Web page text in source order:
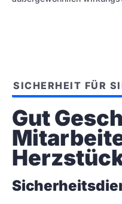
SICHERHEIT FÜR
Gut